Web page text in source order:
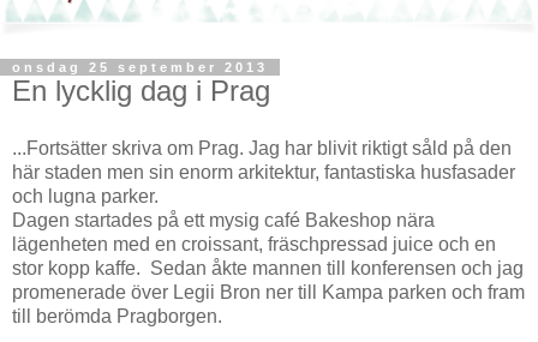
onsdag 25 september 2013
En lycklig dag i Prag
...Fortsätter skriva om Prag. Jag har blivit riktigt såld på den
här staden men sin enorm arkitektur, fantastiska husfasader
och lugna parker.
Dagen startades på ett mysig café Bakeshop nära
lägenheten med en croissant, fräschpressad juice och en
stor kopp kaffe. Sedan åkte mannen till konferensen och jag
promenerade över Legii Bron ner till Kampa parken och fram
till berömda Pragborgen.